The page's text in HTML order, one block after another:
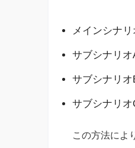
メインシナ
サブシナリ
サブシナリ
サブシナリ
この方法によ